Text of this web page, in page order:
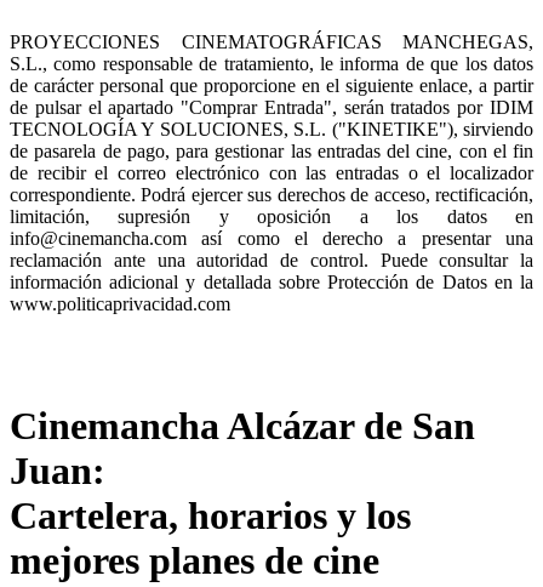
PROYECCIONES CINEMATOGRÁFICAS MANCHEGAS,
S.L., como responsable de tratamiento, le informa de que los datos
de carácter personal que proporcione en el siguiente enlace, a partir
de pulsar el apartado "Comprar Entrada", serán tratados por IDIM
TECNOLOGÍA Y SOLUCIONES, S.L. ("KINETIKE"), sirviendo
de pasarela de pago, para gestionar las entradas del cine, con el fin
de recibir el correo electrónico con las entradas o el localizador
correspondiente. Podrá ejercer sus derechos de acceso, rectificación,
limitación, supresión y oposición a los datos en
info@cinemancha.com así como el derecho a presentar una
reclamación ante una autoridad de control. Puede consultar la
información adicional y detallada sobre Protección de Datos en la
www.politicaprivacidad.com
Cinemancha Alcázar de San
Juan:
Cartelera, horarios y los
mejores planes de cine